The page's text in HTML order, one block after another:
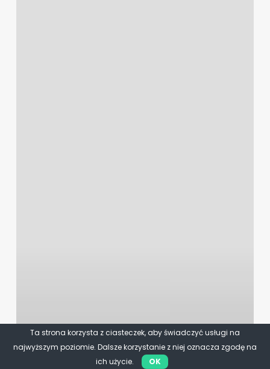
Ta strona korzysta z ciasteczek, aby świadczyć usługi na
najwyższym poziomie. Dalsze korzystanie z niej oznacza zgodę na
ich użycie.
OK